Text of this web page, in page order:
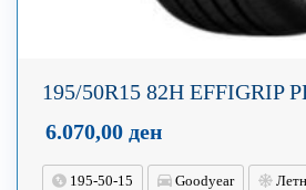
195/50R15 82H EFFIGRIP
6.070,00 ден
195-50-15 Goodyear